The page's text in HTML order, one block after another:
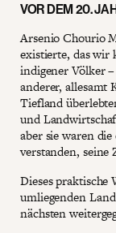
VOR DEM 20.
Arsenio Chourio
existierte, das wir
indigener Völker
anderer, allesamt
Tiefland
und
aber sie waren die
verstanden, seine
Dieses praktische
umliegenden
nächsten